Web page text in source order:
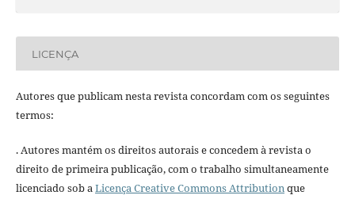
LICENÇA
Autores que publicam nesta revista concordam com os seguintes
termos:
. Autores mantém os direitos autorais e concedem à revista o
direito de primeira publicação, com o trabalho simultaneamente
licenciado sob aLicença Creative Commons Attributionque